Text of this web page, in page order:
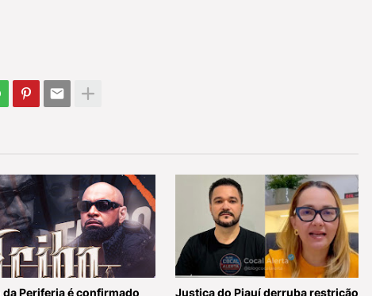
da Periferia é confirmado
Justiça do Piauí derruba restrição